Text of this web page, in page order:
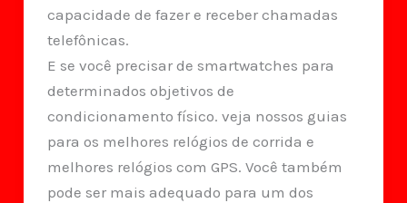
capacidade de fazer e receber chamadas
telefônicas.
E se você precisar de smartwatches para
determinados objetivos de
condicionamento físico. veja nossos guias
para os melhores relógios de corrida e
melhores relógios com GPS. Você também
pode ser mais adequado para um dos